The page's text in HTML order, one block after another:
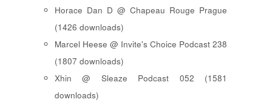
Horace Dan D @ Chapeau Rouge Prague
(1426 downloads)
Marcel Heese @ Invite's Choice Podcast 238
(1807 downloads)
Xhin @ Sleaze Podcast 052 (1581
downloads)